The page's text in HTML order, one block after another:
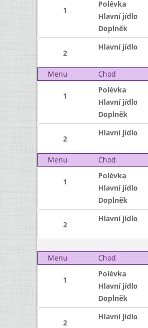
1
Polévka
Hlavní jídlo
Doplněk
2
Hlavní jídlo
Menu Chod
1
Polévka
Hlavní jídlo
Doplněk
2
Hlavní jídlo
Menu Chod
1
Polévka
Hlavní jídlo
Doplněk
2
Hlavní jídlo
Menu
Chod
1
Polévka
Hlavní jídlo
Doplněk
2
Hlavní jídlo